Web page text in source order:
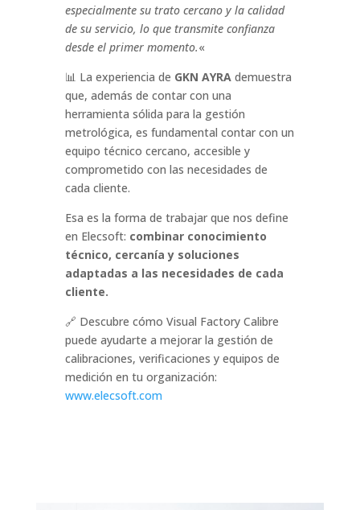
especialmente su trato cercano y la calidad
de su servicio, lo que transmite confianza
desde el primer momento.«
📊 La experiencia de GKN AYRAdemuestra
que, además de contar con una
herramienta sólida para la gestión
metrológica, es fundamental contar con un
equipo técnico cercano, accesible y
comprometido con las necesidades de
cada cliente.
Esa es la forma de trabajar que nos define
en Elecsoft: combinar conocimiento
técnico, cercanía y soluciones
adaptadas a las necesidades de cada
cliente.
🔗 Descubre cómo Visual Factory Calibre
puede ayudarte a mejorar la gestión de
calibraciones, verificaciones y equipos de
medición en tu organización:
www.elecsoft.com